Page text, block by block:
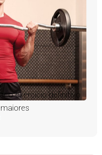
o exercício definitivo